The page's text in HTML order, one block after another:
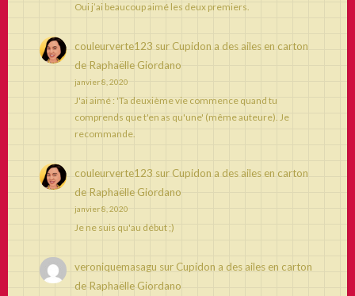
Oui j’ai beaucoup aimé les deux premiers.
couleurverte123 sur Cupidon a des ailes en carton
de Raphaëlle Giordano
janvier 8, 2020
J'ai aimé : 'Ta deuxième vie commence quand tu
comprends que t'en as qu'une' (même auteure). Je
recommande.
couleurverte123 sur Cupidon a des ailes en carton
de Raphaëlle Giordano
janvier 8, 2020
Je ne suis qu'au début ;)
veroniquemasagu sur Cupidon a des ailes en carton
de Raphaëlle Giordano